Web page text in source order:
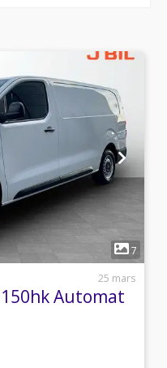
7
25 mars
Automat